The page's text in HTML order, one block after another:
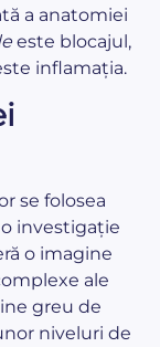
a anatomiei
este blocajul,
inflamația.
se folosea
investigație
o imagine
ale
greu de
niveluri de